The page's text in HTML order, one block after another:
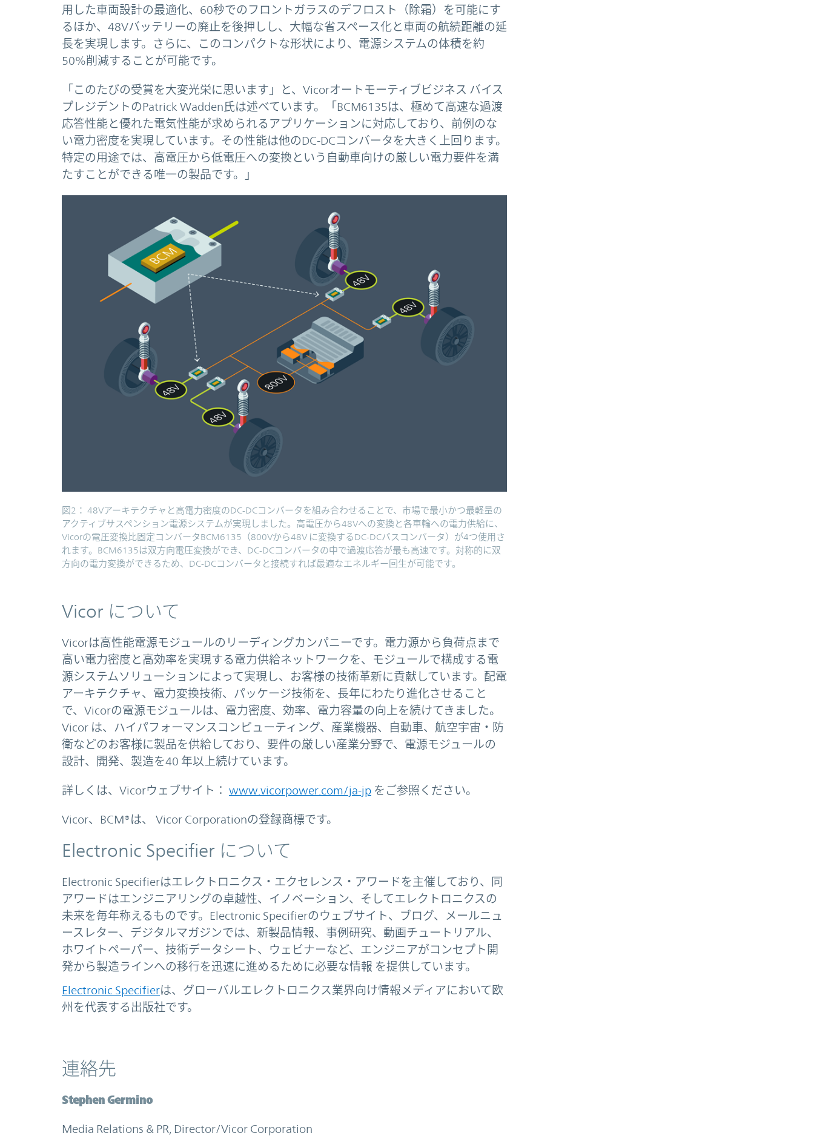
用した車両設計の最適化、60秒でのフロントガラスのデフロスト（除霜）を可能にす
るほか、48Vバッテリーの廃止を後押しし、大幅な省スペース化と車両の航続距離の延
長を実現します。さらに、このコンパクトな形状により、電源システムの体積を約
50%削減することが可能です。
「このたびの受賞を大変光栄に思います」と、Vicorオートモーティブビジネス バイス
プレジデントのPatrick Wadden氏は述べています。「BCM6135は、極めて高速な過渡
応答性能と優れた電気性能が求められるアプリケーションに対応しており、前例のな
い電力密度を実現しています。その性能は他のDC-DCコンバータを大きく上回ります。
特定の用途では、高電圧から低電圧への変換という自動車向けの厳しい電力要件を満
たすことができる唯一の製品です。」
図2： 48Vアーキテクチャと高電力密度のDC-DCコンバータを組み合わせることで、市場で最小かつ最軽量の
アクティブサスペンション電源システムが実現しました。高電圧から48Vへの変換と各車輪への電力供給に、
Vicorの電圧変換比固定コンバータBCM6135（800Vから48V に変換するDC-DCバスコンバータ）が4つ使用さ
れます。BCM6135は双方向電圧変換ができ、DC-DCコンバータの中で過渡応答が最も高速です。対称的に双
方向の電力変換ができるため、DC-DCコンバータと接続すれば最適なエネルギー回生が可能です。
Vicor について
Vicorは高性能電源モジュールのリーディングカンパニーです。電力源から負荷点まで
高い電力密度と高効率を実現する電力供給ネットワークを、モジュールで構成する電
源システムソリューションによって実現し、お客様の技術革新に貢献しています。配電
アーキテクチャ、電力変換技術、パッケージ技術を、長年にわたり進化させること
で、Vicorの電源モジュールは、電力密度、効率、電力容量の向上を続けてきました。
Vicor は、ハイパフォーマンスコンピューティング、産業機器、自動車、航空宇宙・防
衛などのお客様に製品を供給しており、要件の厳しい産業分野で、電源モジュールの
設計、開発、製造を40 年以上続けています。
詳しくは、Vicorウェブサイト： www.vicorpower.com/ja-jp をご参照ください。
Vicor、BCM®は、 Vicor Corporationの登録商標です。
Electronic Specifier について
Electronic Specifierはエレクトロニクス・エクセレンス・アワードを主催しており、同
アワードはエンジニアリングの卓越性、イノベーション、そしてエレクトロニクスの
未来を毎年称えるものです。Electronic Specifierのウェブサイト、ブログ、メールニュ
ースレター、デジタルマガジンでは、新製品情報、事例研究、動画チュートリアル、
ホワイトペーパー、技術データシート、ウェビナーなど、エンジニアがコンセプト開
発から製造ラインへの移行を迅速に進めるために必要な情報 を提供しています。
Electronic Specifierは、グローバルエレクトロニクス業界向け情報メディアにおいて欧
州を代表する出版社です。
連絡先
Stephen Germino
Media Relations & PR, Director/Vicor Corporation